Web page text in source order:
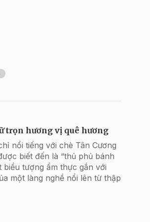
trọn hương vị quê hương
nổi tiếng với chè Tân Cương
biết đến là “thủ phủ bánh
tượng ẩm thực gắn với
một làng nghề nổi lên từ thập